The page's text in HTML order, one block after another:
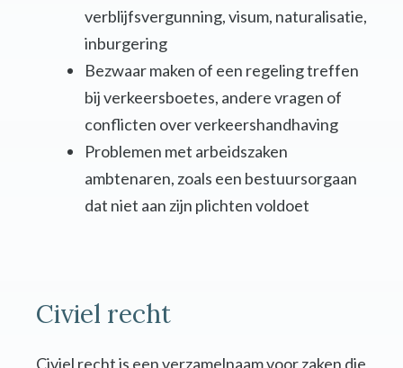
verblijfsvergunning, visum, naturalisatie,
inburgering
Bezwaar maken of een regeling treffen
bij verkeersboetes, andere vragen of
conflicten over verkeershandhaving
Problemen met arbeidszaken
ambtenaren, zoals een bestuursorgaan
dat niet aan zijn plichten voldoet
Civiel recht
Civiel recht is een verzamelnaam voor zaken die